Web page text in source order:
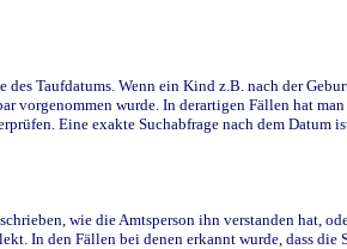
Taufdatums. Wenn ein Kind z.B. nach der
wurde. In derartigen Fällen hat
Eine exakte Suchabfrage nach dem Datum
wie die Amtsperson ihn verstanden hat,
In den Fällen bei denen erkannt wurde, dass